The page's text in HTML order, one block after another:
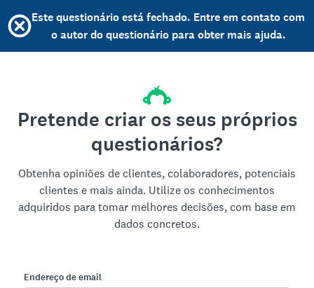
Este questionário está fechado. Entre em contato com
o autor do questionário para obter mais ajuda.
Pretende criar os seus próprios
questionários?
Obtenha opiniões de clientes, colaboradores, potenciais
clientes e mais ainda. Utilize os conhecimentos
adquiridos para tomar melhores decisões, com base em
dados concretos.
Endereço de email